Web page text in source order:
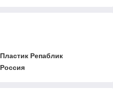
Пластик Репаблик
Россия